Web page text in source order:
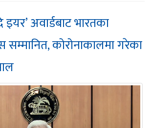
अवार्डबाट भारतका
सम्मानित, कोरोनाकालमा गरेका